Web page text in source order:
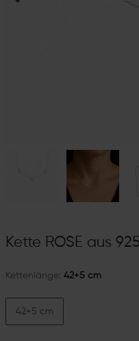
Kette ROSE aus
Kettenlänge: 42+5 cm
42+5 cm